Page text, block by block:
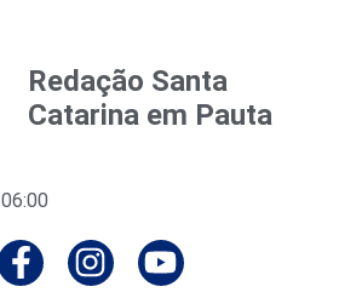
Redação Santa
Catarina em Pauta
06:00